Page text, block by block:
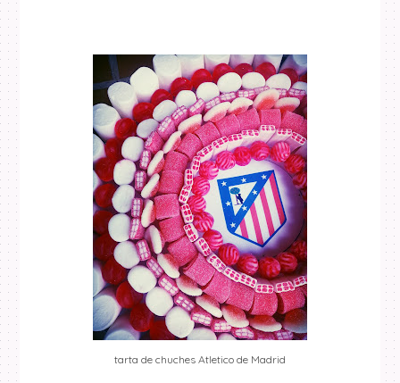
tarta de chuches Atletico de Madrid